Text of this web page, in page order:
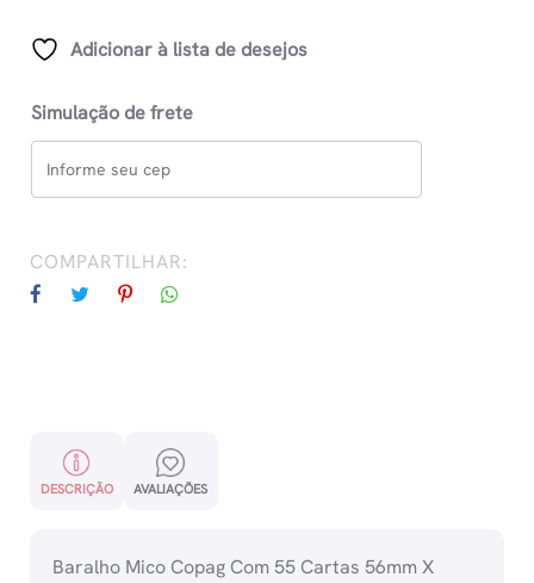
Cartas
X
87mm
quantidade
Adicionar à lista de desejos
Simulação de frete
COMPARTILHAR:
DESCRIÇÃO AVALIAÇÕES
Baralho Mico Copag Com 55 Cartas 56mm X